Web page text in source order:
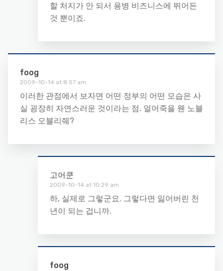
할 처지가 안 되서 용병 비즈니스에 뛰어든
것 뿐이죠.
foog
2009-10-14 at 8:57 am
이러한 관점에서 보자면 어떤 정부의 어떤 모습은 사
실 굉장히 자연스러운 것이라는 점. 얼어죽을 웬 노블
리스 오블리줴?
고어쿤
2009-10-14 at 10:29 am
하, 실제로 그렇군요. 그렇다면 잃어버린 천
년이 되는 겁니까.
foog